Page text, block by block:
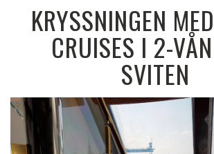
KRYSSNINGEN
CRUISES I 2-
SVITEN